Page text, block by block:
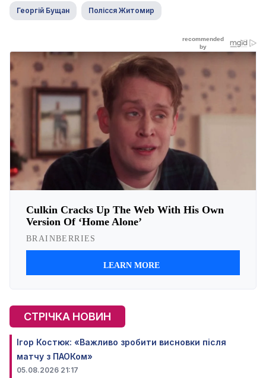
Георгій Бущан Полісся Житомир
СТРІЧКА НОВИН
Ігор Костюк: «Важливо зробити висновки після
матчу з ПАОКом»
05.08.2026 21:17